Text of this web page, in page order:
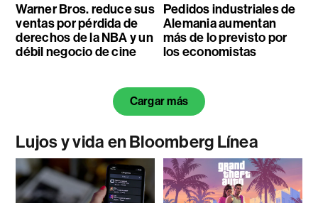
Warner Bros. reduce sus
ventas por pérdida de
derechos de la NBA y un
débil negocio de cine
Pedidos industriales de
Alemania aumentan
más de lo previsto por
los economistas
Cargar más
Lujos y vida en Bloomberg Línea